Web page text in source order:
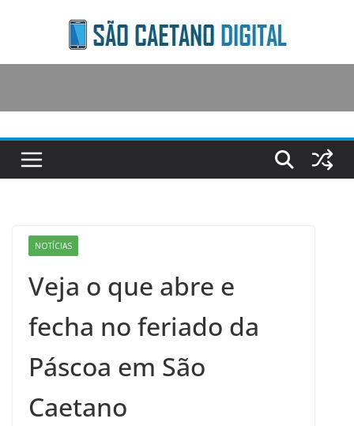
content
NOTÍCIAS
Veja o que abre e
fecha no feriado da
Páscoa em São
Caetano